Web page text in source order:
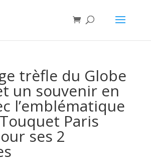
trèfle du Globe
un souvenir en
l’emblématique
Paris
ses 2